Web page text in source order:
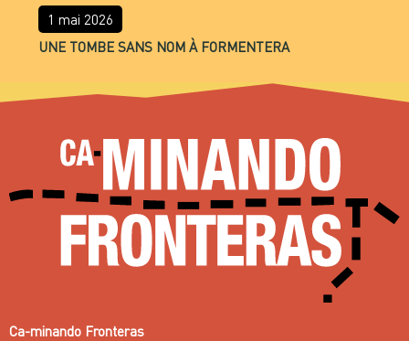
1 mai 2026
UNE TOMBE SANS NOM À FORMENTERA
Ca-minando Fronteras